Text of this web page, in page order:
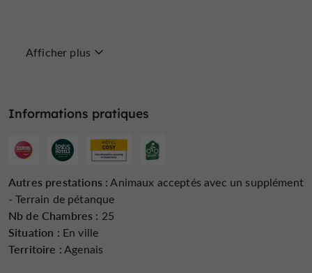
Parle anglais
Afficher plus
Informations pratiques
Autres prestations :Animaux acceptés avec un supplément
- Terrain de pétanque
Nb de Chambres : 25
Situation : En ville
Territoire :Agenais